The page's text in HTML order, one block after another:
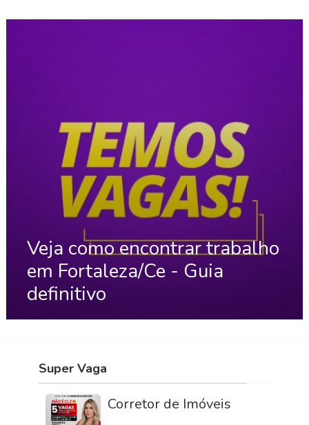
Veja como encontrar trabalho
em Fortaleza/Ce - Guia
definitivo
Super Vaga
Corretor de Imóveis